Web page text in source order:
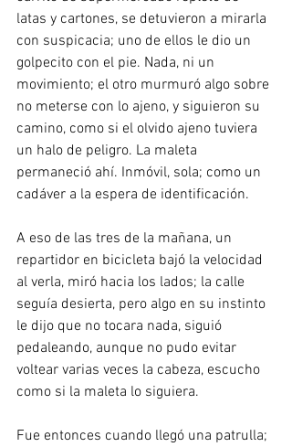
latas y cartones, se detuvieron a mirarla
con suspicacia; uno de ellos le dio un
golpecito con el pie. Nada, ni un
movimiento; el otro murmuró algo sobre
no meterse con lo ajeno, y siguieron su
camino, como si el olvido ajeno tuviera
un halo de peligro. La maleta
permaneció ahí. Inmóvil, sola; como un
cadáver a la espera de identificación.
A eso de las tres de la mañana, un
repartidor en bicicleta bajó la velocidad
al verla, miró hacia los lados; la calle
seguía desierta, pero algo en su instinto
le dijo que no tocara nada, siguió
pedaleando, aunque no pudo evitar
voltear varias veces la cabeza, escucho
como si la maleta lo siguiera.
Fue entonces cuando llegó una patrulla;